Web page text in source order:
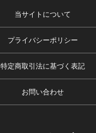
当サイトについて
プライバシーポリシー
特定商取引法に基づく表記
お問い合わせ